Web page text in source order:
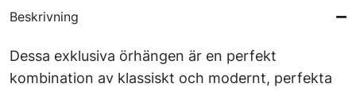
Beskrivning
Dessa exklusiva örhängen är en perfekt
kombination av klassiskt och modernt, perfekta